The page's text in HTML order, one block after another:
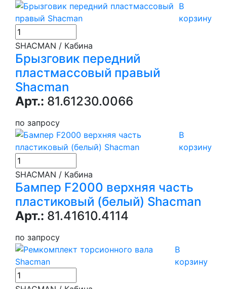
В
корзину
SHACMAN / Кабина
Брызговик передний
пластмассовый правый
Shacman
Арт.: 81.61230.0066
по запросу
В
корзину
SHACMAN / Кабина
Бампер F2000 верхняя часть
пластиковый (белый) Shacman
Арт.: 81.41610.4114
по запросу
В
корзину